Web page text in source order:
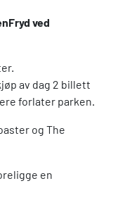
ved
av dag 2 billett
forlater parken.
og The
en